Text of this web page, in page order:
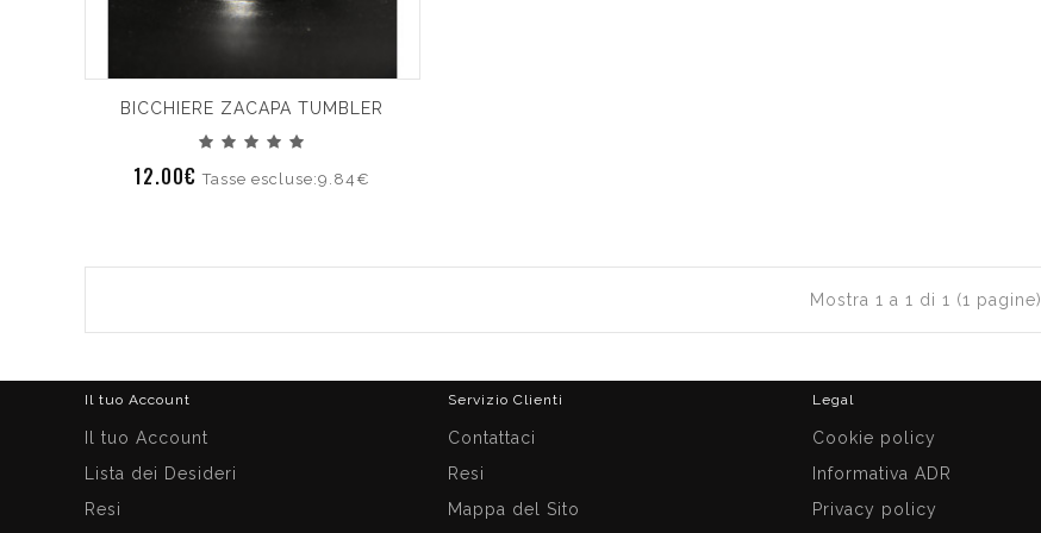
BICCHIERE ZACAPA TUMBLER
12.00€Tasse escluse:9.84€
Mostra 1 a 1 di 1 (1 pagine)
Legal
Cookie policy
Informativa ADR
Privacy policy
Servizio Clienti
Contattaci
Resi
Mappa del Sito
Il tuo Account
Il tuo Account
Lista dei Desideri
Resi